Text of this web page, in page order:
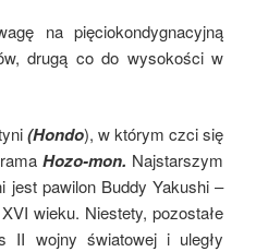
na pięciokondygnacyjną
drugą co do wysokości w
(Hondo), w którym czci się
Hozo-mon. Najstarszym
jest pawilon Buddy Yakushi –
wieku. Niestety, pozostałe
II wojny światowej i uległy